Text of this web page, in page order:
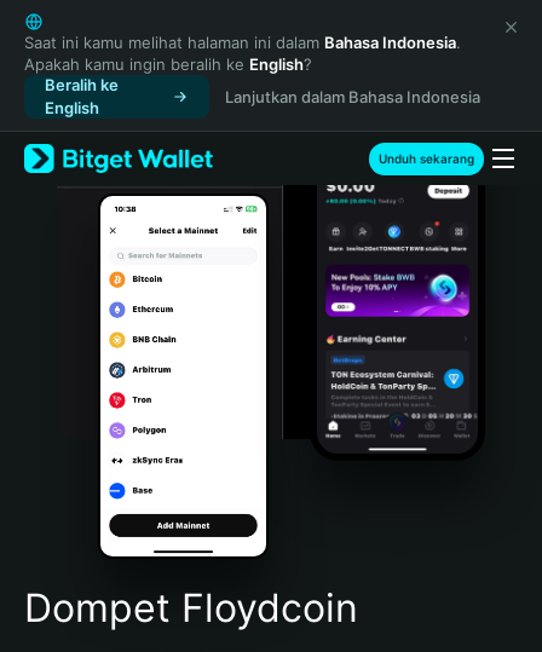
English
日本語
Tiếng Việt
Русский
Español (Latinoamérica)
Türkçe
Italiano
Português (Portugal)
Bahasa Indonesia
Português (Brasil)
Español (Argentina)
Saat ini kamu melihat halaman ini dalam Bahasa Indonesia.
Apakah kamu ingin beralih ke English?
Beralih ke
English
Lanjutkan dalam Bahasa Indonesia
Unduh sekarang
Dompet Floydcoin